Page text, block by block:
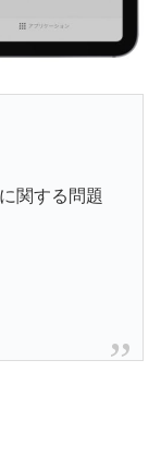
関する問題